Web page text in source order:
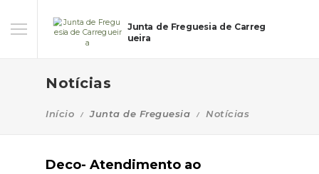
Junta de Freguesia de Carreg
ueira
Notícias
Início Junta de Freguesia Notícias
Deco- Atendimento ao